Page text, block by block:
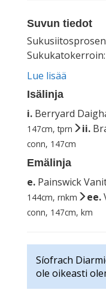
Suvun tiedot
Sukukatokerroin:
Lue lisää
Isälinja
i. Berryard
147cm, tprn
ii.
conn, 147cm
Emälinja
e. Painswick
144cm, rnkm
ee.
conn, 147cm, km
Síofrach
ole oikeasti